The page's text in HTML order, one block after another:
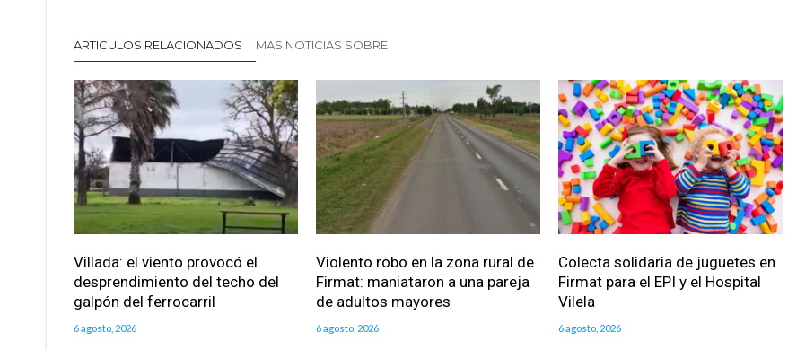
ARTICULOS RELACIONADOS MAS NOTICIAS SOBRE
Villada: el viento provocó el
desprendimiento del techo del
galpón del ferrocarril
6 agosto, 2026
Violento robo en la zona rural de
Firmat: maniataron a una pareja
de adultos mayores
6 agosto, 2026
Colecta solidaria de juguetes en
Firmat para el EPI y el Hospital
Vilela
6 agosto, 2026